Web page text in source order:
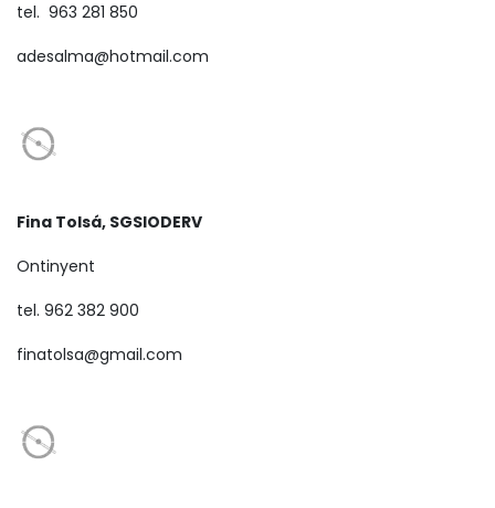
tel. 963 281 850
adesalma@hotmail.com
Fina Tolsá, SGSIODERV
Ontinyent
tel. 962 382 900
finatolsa@gmail.com